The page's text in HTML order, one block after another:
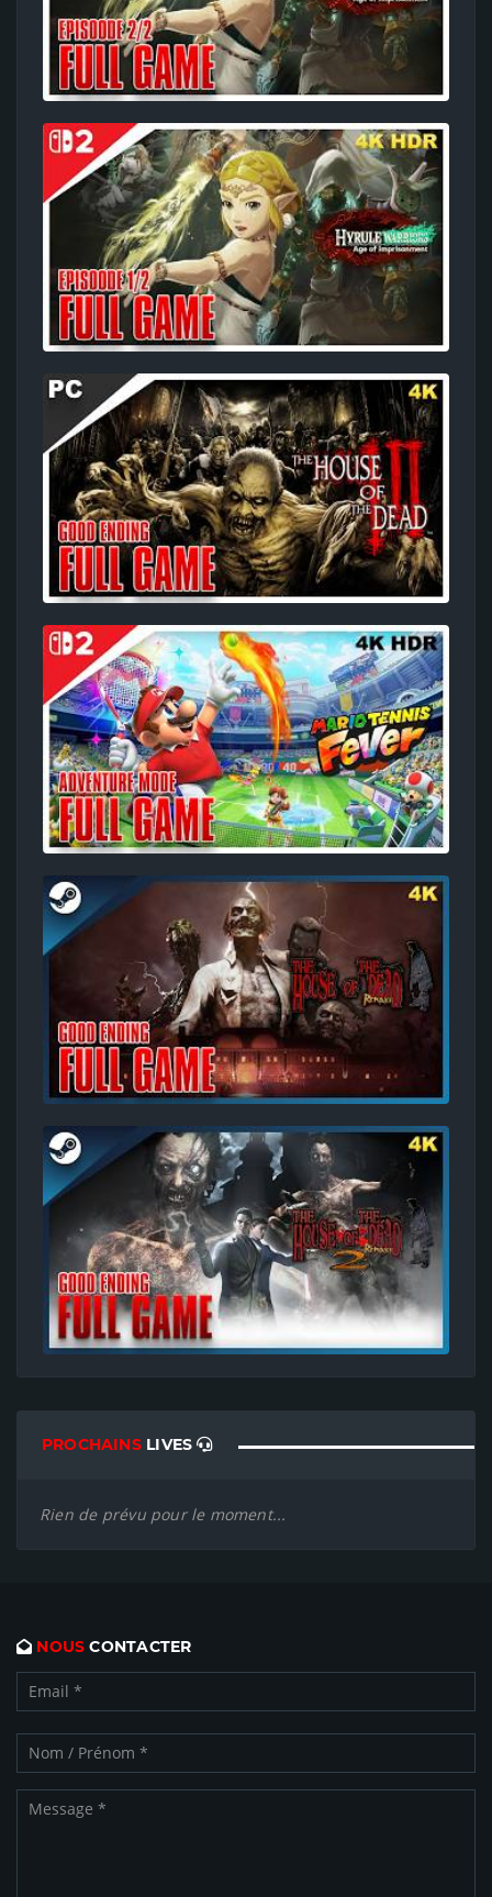
PROCHAINSLIVES
Rien de prévu pour le moment...
NOUS CONTACTER